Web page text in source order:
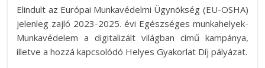
Elindult az Európai Munkavédelmi Ügynökség (EU-OSHA)
jelenleg zajló 2023-2025. évi Egészséges munkahelyek-
Munkavédelem a digitalizált világban című kampánya,
illetve a hozzá kapcsolódó Helyes Gyakorlat Díj pályázat.